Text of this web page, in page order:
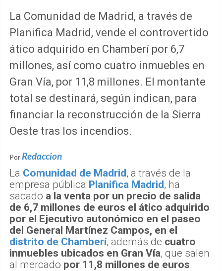
La Comunidad de Madrid, a través de
Planifica Madrid, vende el controvertido
ático adquirido en Chamberí por 6,7
millones, así como cuatro inmuebles en
Gran Vía, por 11,8 millones. El montante
total se destinará, según indican, para
financiar la reconstrucción de la Sierra
Oeste tras los incendios.
Por Redaccion
La Comunidad de Madrid, a través de la
empresa pública Planifica Madrid, ha
sacado a la venta por un precio de salida
de 6,7 millones de euros el ático adquirido
por el Ejecutivo autonómico en el paseo
del General Martínez Campos, en el
distrito de Chamberí, además de cuatro
inmuebles ubicados en Gran Vía, que salen
al mercado por 11,8 millones de euros.